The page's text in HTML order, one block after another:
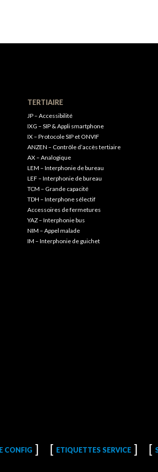
TERTIAIRE
JP – Accessibilité
IXG – SIP & Appli smartphone
IX – Protocole SIP et ONVIF
ANZEN – Contrôle d’accès tertiaire
AX – Analogique
LEM – Interphonie de bureau
LEF – Interphonie de bureau
TCM – Grande capacité
TDH – Interphone sélectif
Accessoires de fermetures
YAZ – Interphonie bus
NIM – Appel malade
IM – Interphonie de guichet
CONFIG ETIQUETTES SERVICE